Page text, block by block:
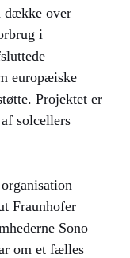
dække over
i
europæiske
Projektet er
solcellers
Fraunhofer
Sono
om et fælles